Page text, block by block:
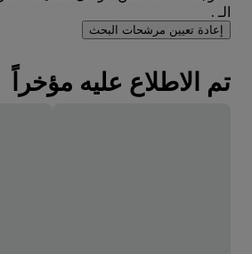
الـ .
إعادة تعيين مرشحات البحث
تم الاطلاع عليه مؤخراً